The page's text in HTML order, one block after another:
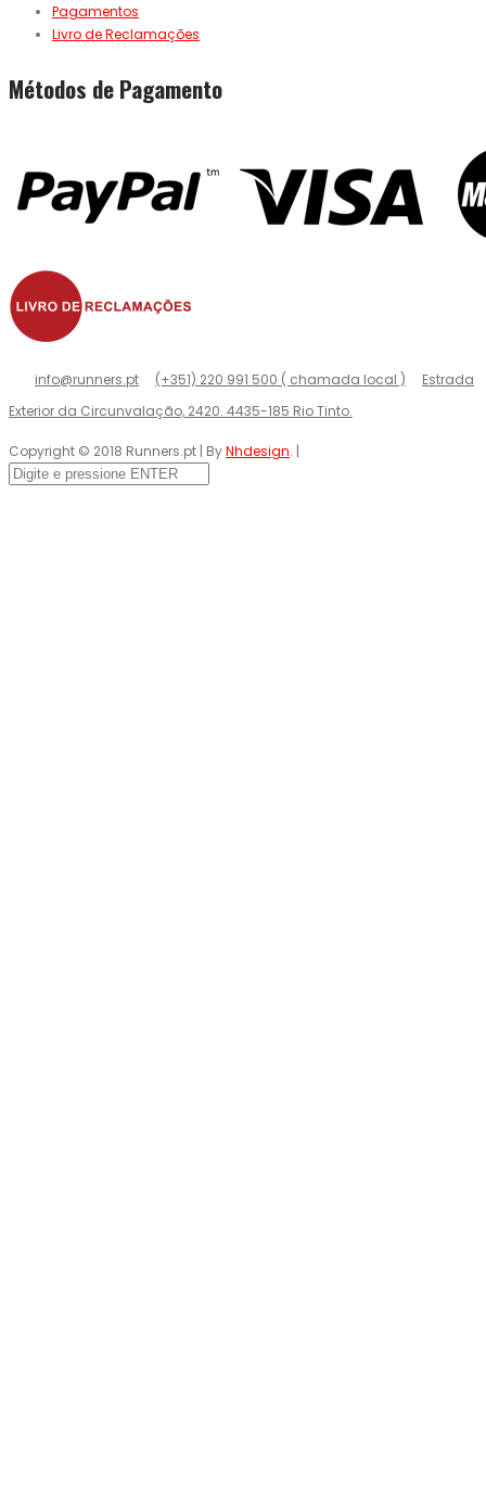
Pagamentos
Livro de Reclamações
Métodos de Pagamento
info@runners.pt (+351) 220 991 500 ( chamada local )
Estrada
Exterior da Circunvalação, 2420. 4435-185 Rio Tinto.
Copyright © 2018 Runners.pt | ByNhdesign. |